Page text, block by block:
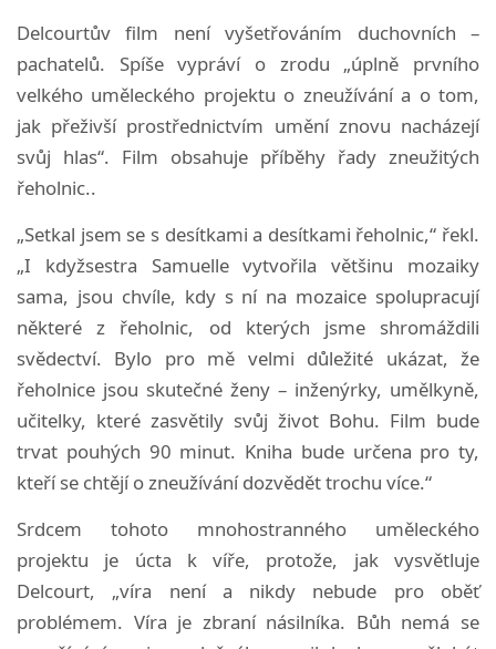
Delcourtův film není vyšetřováním duchovních –
pachatelů. Spíše vypráví o zrodu „úplně prvního
velkého uměleckého projektu o zneužívání a o tom,
jak přeživší prostřednictvím umění znovu nacházejí
svůj hlas“. Film obsahuje příběhy řady zneužitých
řeholnic..
„Setkal jsem se s desítkami a desítkami řeholnic,“ řekl.
„I kdyžsestra Samuelle vytvořila většinu mozaiky
sama, jsou chvíle, kdy s ní na mozaice spolupracují
některé z řeholnic, od kterých jsme shromáždili
svědectví. Bylo pro mě velmi důležité ukázat, že
řeholnice jsou skutečné ženy – inženýrky, umělkyně,
učitelky, které zasvětily svůj život Bohu. Film bude
trvat pouhých 90 minut. Kniha bude určena pro ty,
kteří se chtějí o zneužívání dozvědět trochu více.“
Srdcem tohoto mnohostranného uměleckého
projektu je úcta k víře, protože, jak vysvětluje
Delcourt, „víra není a nikdy nebude pro oběť
problémem. Víra je zbraní násilníka. Bůh nemá se